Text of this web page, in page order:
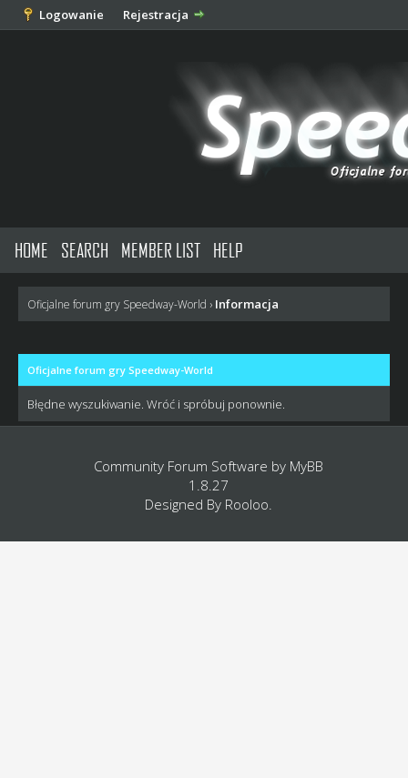
Logowanie Rejestracja
HOME SEARCH MEMBER LIST HELP
Oficjalne forum gry Speedway-World › Informacja
Oficjalne forum gry Speedway-World
Błędne wyszukiwanie. Wróć i spróbuj ponownie.
Community Forum Software by MyBB
1.8.27
Designed By Rooloo.